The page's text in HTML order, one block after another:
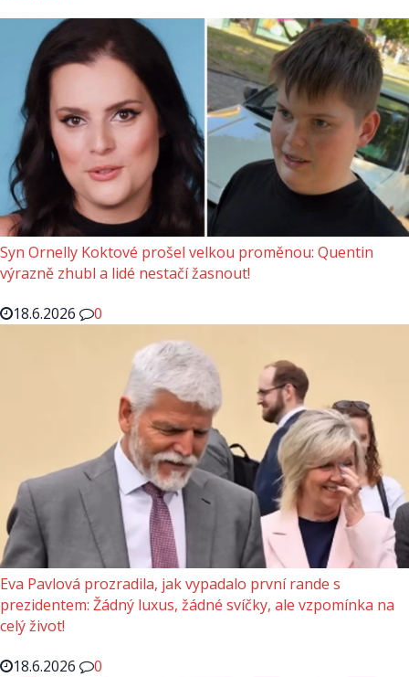
Syn Ornelly Koktové prošel velkou proměnou: Quentin
výrazně zhubl a lidé nestačí žasnout!
18.6.2026
0
Eva Pavlová prozradila, jak vypadalo první rande s
prezidentem: Žádný luxus, žádné svíčky, ale vzpomínka na
celý život!
18.6.2026
0